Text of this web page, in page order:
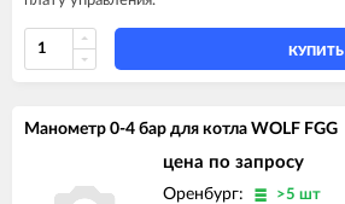
КУПИТЬ
Манометр 0-4 бар для котла WOLF FGG
цена по запросу
Оренбург: >5 шт